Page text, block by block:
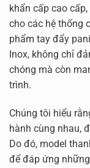
khẩn cấp cao
cho các hệ thống
phẩm tay đẩy
Inox, không chỉ
chóng mà còn
trình.
Chúng tôi hiểu
hành cùng nhau,
Do đó, model
để đáp ứng